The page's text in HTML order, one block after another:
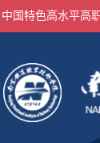
中国特色高水平高